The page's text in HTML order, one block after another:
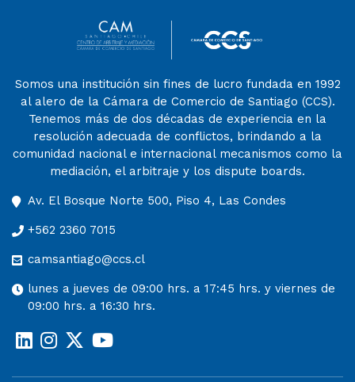
Somos una institución sin fines de lucro fundada en 1992
al alero de la Cámara de Comercio de Santiago (CCS).
Tenemos más de dos décadas de experiencia en la
resolución adecuada de conflictos, brindando a la
comunidad nacional e internacional mecanismos como la
mediación, el arbitraje y los dispute boards.
Av. El Bosque Norte 500, Piso 4, Las Condes
+562 2360 7015
camsantiago@ccs.cl
lunes a jueves de 09:00 hrs. a 17:45 hrs. y viernes de
09:00 hrs. a 16:30 hrs.